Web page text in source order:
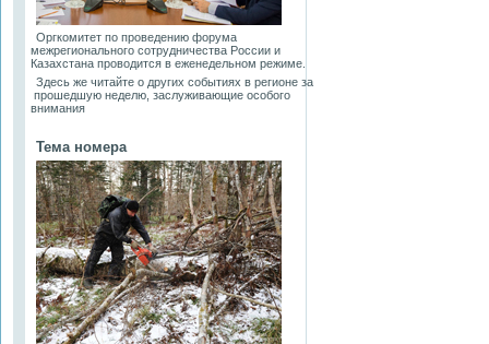
Оргкомитет по проведению форума
межрегионального сотрудничества России и
Казахстана проводится в еженедельном режиме.
Здесь же читайте о других событиях в регионе за
прошедшую неделю, заслуживающие особого
внимания
Тема номера